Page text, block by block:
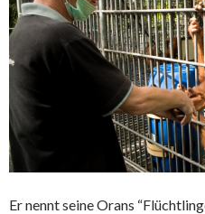
Er nennt seine Orans